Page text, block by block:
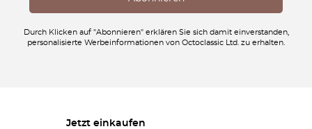
Durch Klicken auf "Abonnieren" erklären Sie sich damit einverstanden,
personalisierte Werbeinformationen von Octoclassic Ltd. zu erhalten.
Jetzt einkaufen